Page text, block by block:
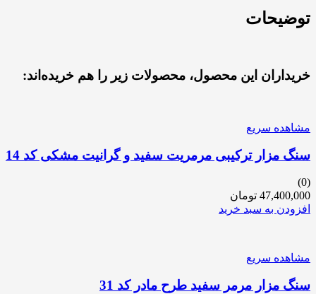
توضیحات
خریداران این محصول، محصولات زیر را هم خریده‌اند:
مشاهده سریع
سنگ مزار ترکیبی مرمریت سفید و گرانیت مشکی کد 14
(0)
47,400,000 تومان
افزودن به سبد خرید
مشاهده سریع
سنگ مزار مرمر سفید طرح مادر کد 31